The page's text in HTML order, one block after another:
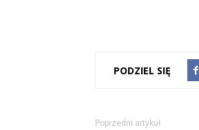
PODZIEL SIĘ
Poprzedni artykuł